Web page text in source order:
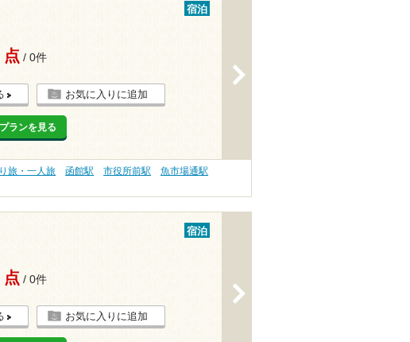
宿泊
点 / 0件
お気に入りに追加
ランを見る
旅・一人旅 函館駅 市役所前駅
魚市場通駅
宿泊
点 / 0件
お気に入りに追加